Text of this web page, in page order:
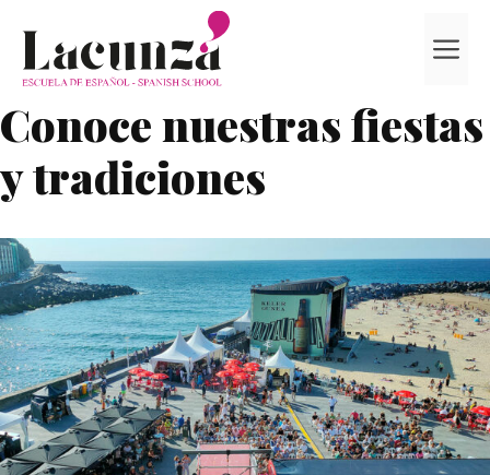
contenido
Conoce nuestras fiestas
y tradiciones